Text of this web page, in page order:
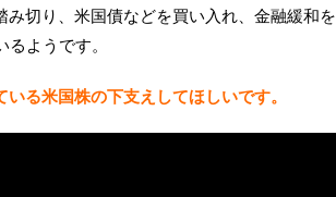
切り、米国債などを買い入れ、金融緩和を
ようです。
る米国株の下支えしてほしいです。